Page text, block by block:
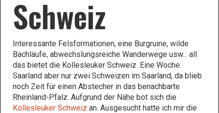
Schweiz
Interessante Felsformationen, eine Burgruine, wilde
Bachläufe, abwechslungsreiche Wanderwege usw... all
das bietet die Kollesleuker Schweiz. Eine Woche
Saarland aber nur zwei Schweizen im Saarland, da blieb
noch Zeit für einen Abstecher in das benachbarte
Rheinland-Pfalz. Aufgrund der Nähe bot sich die
Kollesleuker Schweiz an. Ausgesucht hatte ich mir die